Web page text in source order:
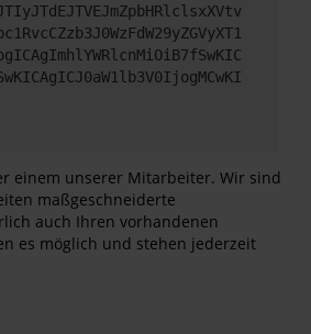
einem unserer Mitarbeiter. Wir sind
maßgeschneiderte
auch Ihren vorhandenen
es möglich und stehen jederzeit